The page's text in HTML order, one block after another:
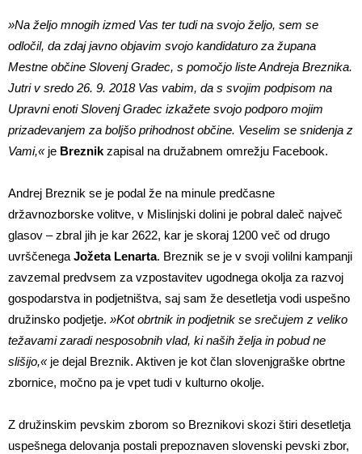
»Na željo mnogih izmed Vas ter tudi na svojo željo, sem se
odločil, da zdaj javno objavim svojo kandidaturo za župana
Mestne občine Slovenj Gradec, s pomočjo liste Andreja Breznika.
Jutri v sredo 26. 9. 2018 Vas vabim, da s svojim podpisom na
Upravni enoti Slovenj Gradec izkažete svojo podporo mojim
prizadevanjem za boljšo prihodnost občine. Veselim se snidenja z
Vami,« je Breznik zapisal na družabnem omrežju Facebook.
Andrej Breznik se je podal že na minule predčasne
državnozborske volitve, v Mislinjski dolini je pobral daleč največ
glasov – zbral jih je kar 2622, kar je skoraj 1200 več od drugo
uvrščenega Jožeta Lenarta. Breznik se je v svoji volilni kampanji
zavzemal predvsem za vzpostavitev ugodnega okolja za razvoj
gospodarstva in podjetništva, saj sam že desetletja vodi uspešno
družinsko podjetje. »Kot obrtnik in podjetnik se srečujem z veliko
težavami zaradi nesposobnih vlad, ki naših želja in pobud ne
slišijo,« je dejal Breznik. Aktiven je kot član slovenjgraške obrtne
zbornice, močno pa je vpet tudi v kulturno okolje.
Z družinskim pevskim zborom so Breznikovi skozi štiri desetletja
uspešnega delovanja postali prepoznaven slovenski pevski zbor,